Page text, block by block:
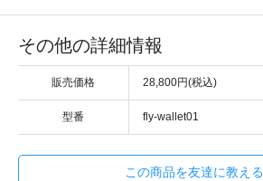
その他の詳細情報
販売価格 28,800円(税込)
型番 fly-wallet01
この商品を友達に教える